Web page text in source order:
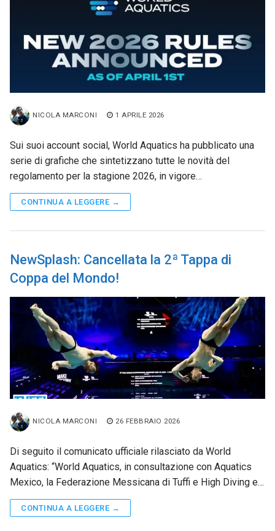
NICOLA MARCONI 1 APRILE 2026
Sui suoi account social, World Aquatics ha pubblicato una
serie di grafiche che sintetizzano tutte le novità del
regolamento per la stagione 2026, in vigore…
CONTINUA A LEGGERE →
NewSplash: Cancellata la 2ª Tappa di
Coppa del Mondo!
NICOLA MARCONI 26 FEBBRAIO 2026
Di seguito il comunicato ufficiale rilasciato da World
Aquatics: “World Aquatics, in consultazione con Aquatics
Mexico, la Federazione Messicana di Tuffi e High Diving e…
CONTINUA A LEGGERE →